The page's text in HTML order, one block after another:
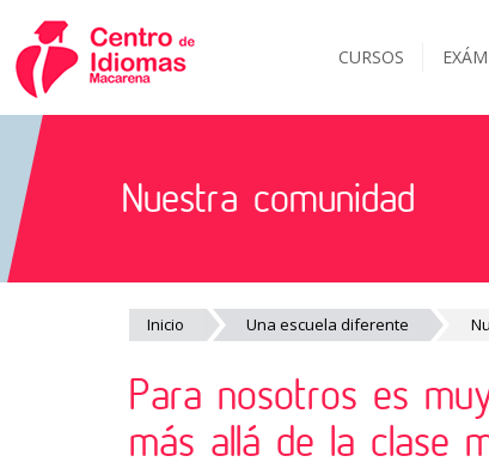
CURSOS
Nuestra comunidad
Inicio Una escuela diferente
Para nosotros es
más allá de la clase